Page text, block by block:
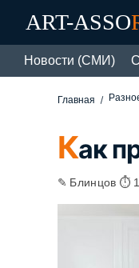
ART-ASSO
Новости (СМИ)
Главная
Как
✎ Блинцов ⏱